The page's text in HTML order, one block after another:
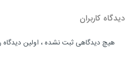
دیدگاه کاربران
هیچ دیدگاهی ثبت نشده ، اولین دیدگاه